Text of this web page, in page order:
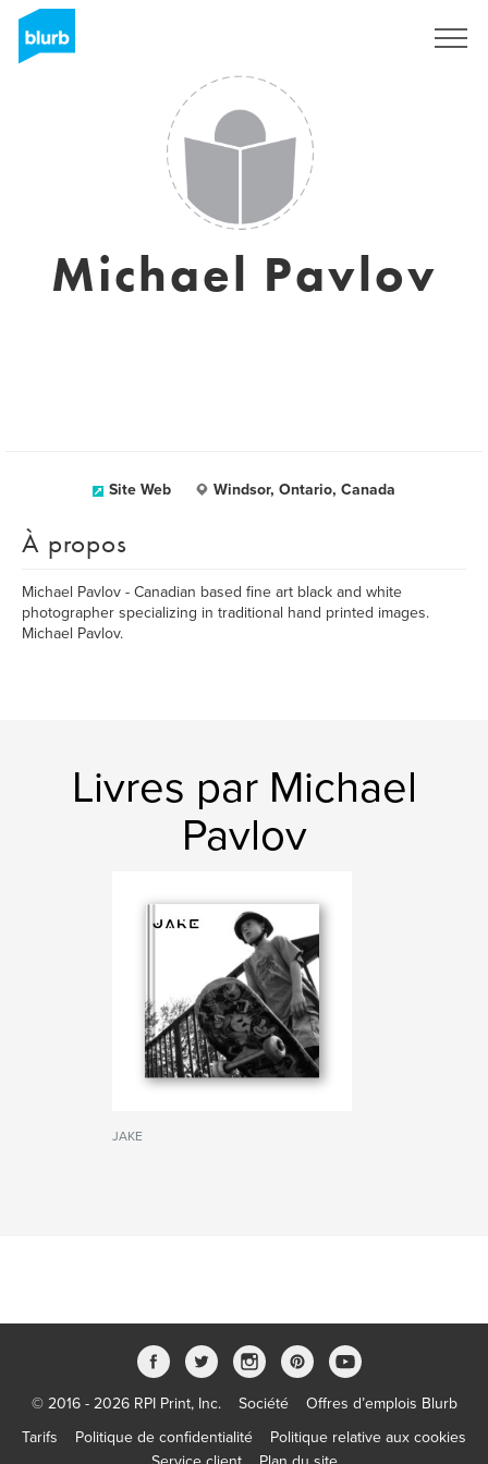
Michael Pavlov
Site Web Windsor, Ontario, Canada
À propos
Michael Pavlov - Canadian based fine art black and white
photographer specializing in traditional hand printed images.
Michael Pavlov.
Livres par Michael
Pavlov
JAKE
© 2016 - 2026 RPI Print, Inc. Société
Offres d’emplois Blurb
Tarifs
Politique de confidentialité
Politique relative aux cookies